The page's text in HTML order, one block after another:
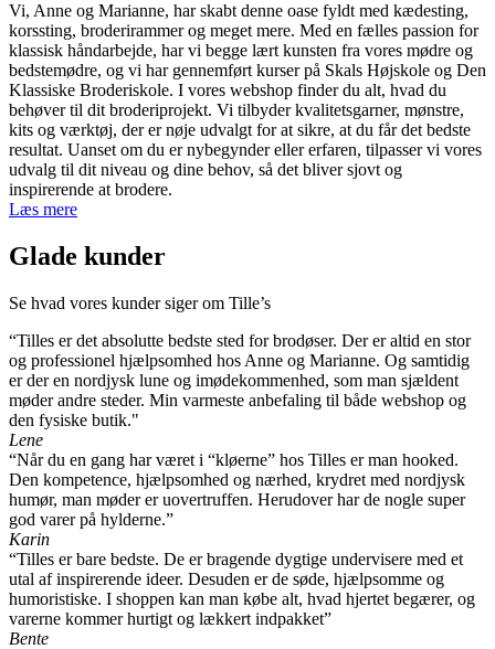
varianter.
Mulighederne
kan
vælges
på
varesiden
Vi, Anne og Marianne, har skabt denne oase fyldt med kædesting,
korssting, broderirammer og meget mere. Med en fælles passion for
klassisk håndarbejde, har vi begge lært kunsten fra vores mødre og
bedstemødre, og vi har gennemført kurser på Skals Højskole og Den
Klassiske Broderiskole. I vores webshop finder du alt, hvad du
behøver til dit broderiprojekt. Vi tilbyder kvalitetsgarner, mønstre,
kits og værktøj, der er nøje udvalgt for at sikre, at du får det bedste
resultat. Uanset om du er nybegynder eller erfaren, tilpasser vi vores
udvalg til dit niveau og dine behov, så det bliver sjovt og
inspirerende at brodere.
Læs mere
Glade kunder
Se hvad vores kunder siger om Tille’s
“Tilles er det absolutte bedste sted for brodøser. Der er altid en stor
og professionel hjælpsomhed hos Anne og Marianne. Og samtidig
er der en nordjysk lune og imødekommenhed, som man sjældent
møder andre steder. Min varmeste anbefaling til både webshop og
den fysiske butik."
Lene
“Når du en gang har været i “kløerne” hos Tilles er man hooked.
Den kompetence, hjælpsomhed og nærhed, krydret med nordjysk
humør, man møder er uovertruffen. Herudover har de nogle super
god varer på hylderne.”
Karin
“Tilles er bare bedste. De er bragende dygtige undervisere med et
utal af inspirerende ideer. Desuden er de søde, hjælpsomme og
humoristiske. I shoppen kan man købe alt, hvad hjertet begærer, og
varerne kommer hurtigt og lækkert indpakket”
Bente